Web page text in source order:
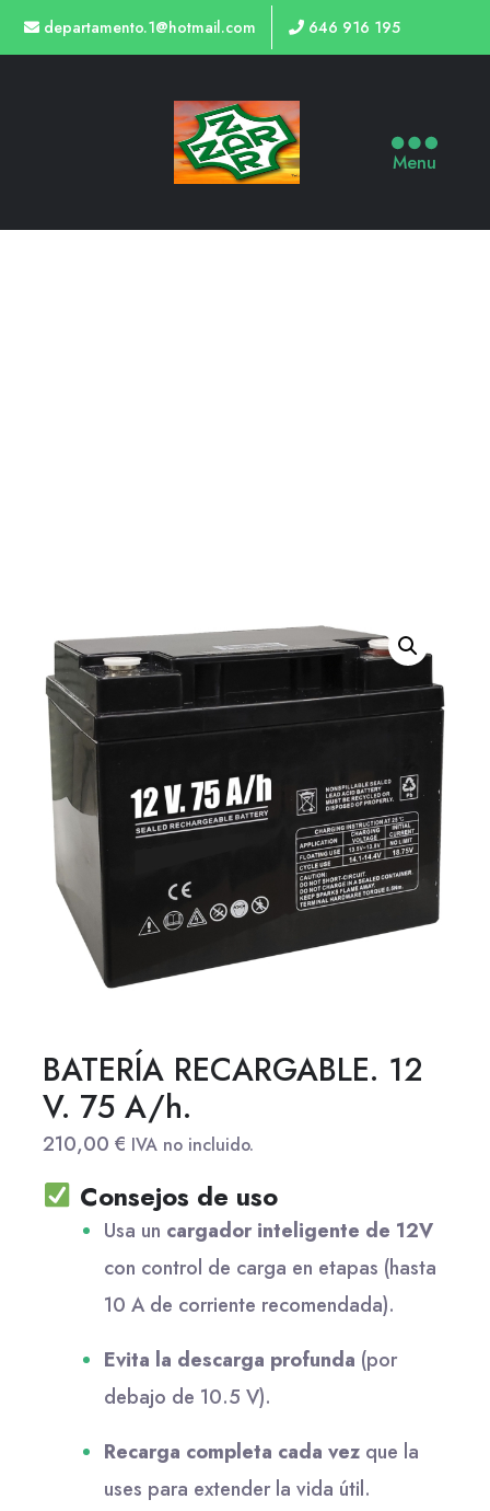
departamento.1@hotmail.com 646 916 195
Menu
BATERÍA RECARGABLE. 12
V. 75 A/h.
210,00 € IVA no incluido.
Consejos de uso
Usa un cargador inteligente de 12V
con control de carga en etapas (hasta
10 A de corriente recomendada).
Evita la descarga profunda (por
debajo de 10.5 V).
Recarga completa cada vez que la
uses para extender la vida útil.